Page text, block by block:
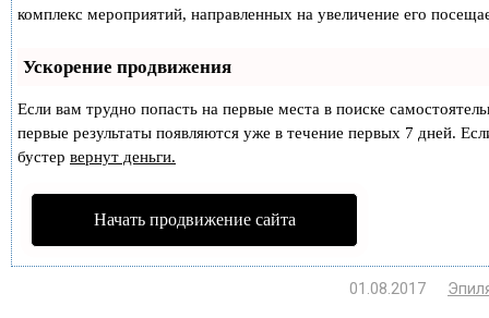
комплекс мероприятий, направленных на увеличение его
Ускорение продвижения
Если вам трудно попасть на первые места в поиске
первые результаты появляются уже в течение первых 7 дней.
бустер вернут деньги.
Начать продвижение сайта
01.08.2017